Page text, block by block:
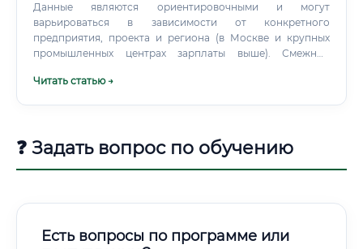
Данные являются ориентировочными и могут
варьироваться в зависимости от конкретного
предприятия, проекта и региона (в Москве и крупных
промышленных центрах зарплаты выше). Смежные
привлекает авиастроение и системный подход, но вы
проектировании конкретных деталей, узлов и систем
Читать статью →
❓ Задать вопрос по обучению
Есть вопросы по программе или